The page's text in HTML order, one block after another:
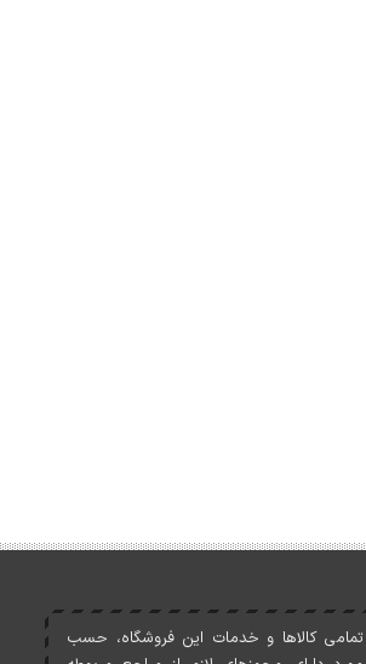
تمامی کالاها و خدمات اين فروشگاه، حسب